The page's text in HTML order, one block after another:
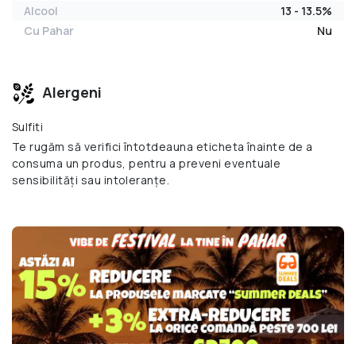
Alcool
13 - 13.5%
Cu Pahar
Nu
Alergeni
Sulfiti
Te rugăm să verifici întotdeauna eticheta înainte de a
consuma un produs, pentru a preveni eventuale
sensibilități sau intoleranțe.